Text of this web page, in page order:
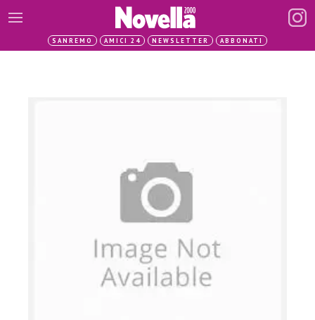
SANREMO AMICI 24 NEWSLETTER ABBONATI